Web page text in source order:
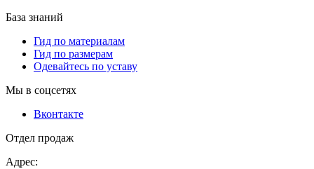
База знаний
Гид по материалам
Гид по размерам
Одевайтесь по уставу
Мы в соцсетях
Вконтакте
Отдел продаж
Адрес: